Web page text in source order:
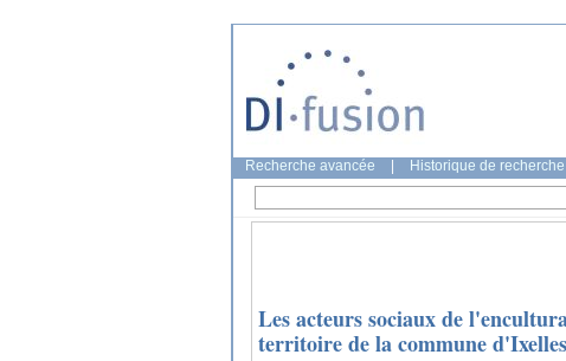
Recherche avancée Historique de recherche
Les acteurs sociaux de
territoire de la commune